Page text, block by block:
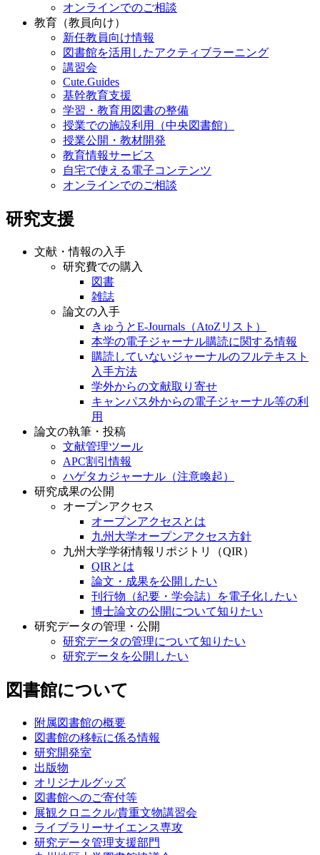
オンラインでのご相談
教育（教員向け）
新任教員向け情報
図書館を活用したアクティブラーニング
講習会
Cute.Guides
基幹教育支援
学習・教育用図書の整備
授業での施設利用（中央図書館）
授業公開・教材開発
教育情報サービス
自宅で使える電子コンテンツ
オンラインでのご相談
研究支援
文献・情報の入手
研究費での購入
図書
雑誌
論文の入手
きゅうとE-Journals（AtoZリスト）
本学の電子ジャーナル購読に関する情報
購読していないジャーナルのフルテキスト
入手方法
学外からの文献取り寄せ
キャンパス外からの電子ジャーナル等の利
用
論文の執筆・投稿
文献管理ツール
APC割引情報
ハゲタカジャーナル（注意喚起）
研究成果の公開
オープンアクセス
オープンアクセスとは
九州大学オープンアクセス方針
九州大学学術情報リポジトリ（QIR）
QIRとは
論文・成果を公開したい
刊行物（紀要・学会誌）を電子化したい
博士論文の公開について知りたい
研究データの管理・公開
研究データの管理について知りたい
研究データを公開したい
図書館について
附属図書館の概要
図書館の移転に係る情報
研究開発室
出版物
オリジナルグッズ
図書館へのご寄付等
展観クロニクル/貴重文物講習会
ライブラリーサイエンス専攻
研究データ管理支援部門